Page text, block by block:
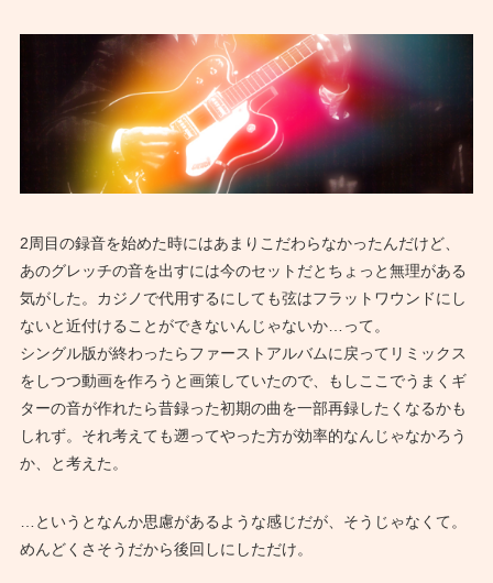
2周目の録音を始めた時にはあまりこだわらなかったんだけど、
あのグレッチの音を出すには今のセットだとちょっと無理がある
気がした。カジノで代用するにしても弦はフラットワウンドにし
ないと近付けることができないんじゃないか…って。
シングル版が終わったらファーストアルバムに戻ってリミックス
をしつつ動画を作ろうと画策していたので、もしここでうまくギ
ターの音が作れたら昔録った初期の曲を一部再録したくなるかも
しれず。それ考えても遡ってやった方が効率的なんじゃなかろう
か、と考えた。
…というとなんか思慮があるような感じだが、そうじゃなくて。
めんどくさそうだから後回しにしただけ。